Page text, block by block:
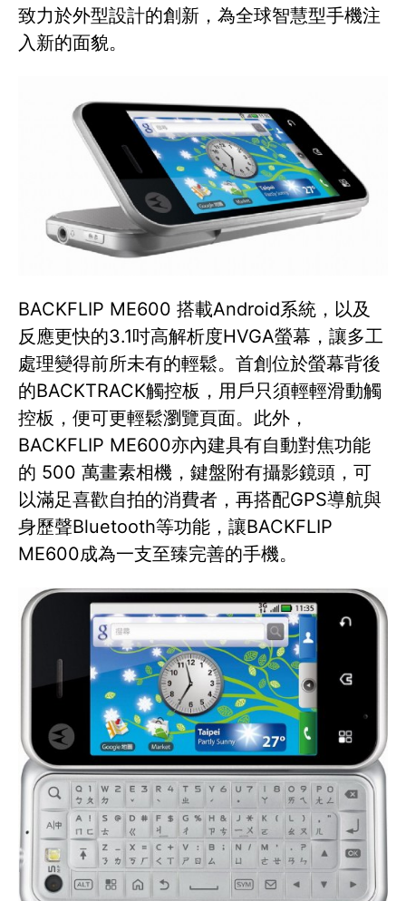
致力於外型設計的創新，為全球智慧型手機注
入新的面貌。
BACKFLIP ME600 搭載Android系統，以及
反應更快的3.1吋高解析度HVGA螢幕，讓多工
處理變得前所未有的輕鬆。首創位於螢幕背後
的BACKTRACK觸控板，用戶只須輕輕滑動觸
控板，便可更輕鬆瀏覽頁面。此外，
BACKFLIP ME600亦內建具有自動對焦功能
的 500 萬畫素相機，鍵盤附有攝影鏡頭，可
以滿足喜歡自拍的消費者，再搭配GPS導航與
身歷聲Bluetooth等功能，讓BACKFLIP
ME600成為一支至臻完善的手機。